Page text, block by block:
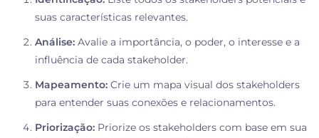
suas características relevantes.
Análise: Avalie a importância, o poder, o interesse e a
influência de cada stakeholder.
Mapeamento: Crie um mapa visual dos stakeholders
para entender suas conexões e relacionamentos.
Priorização: Priorize os stakeholders com base em sua